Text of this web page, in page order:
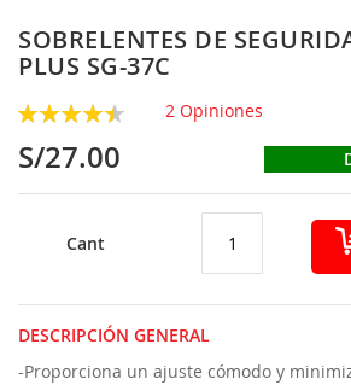
SOBRELENTES DE
PLUS SG-37C
Rating:
2 Opiniones
S/27.00
Cant
DESCRIPCIÓN GENERAL
-Proporciona un ajuste cómodo y
Skip
to
the
beginning
of
the
images
gallery